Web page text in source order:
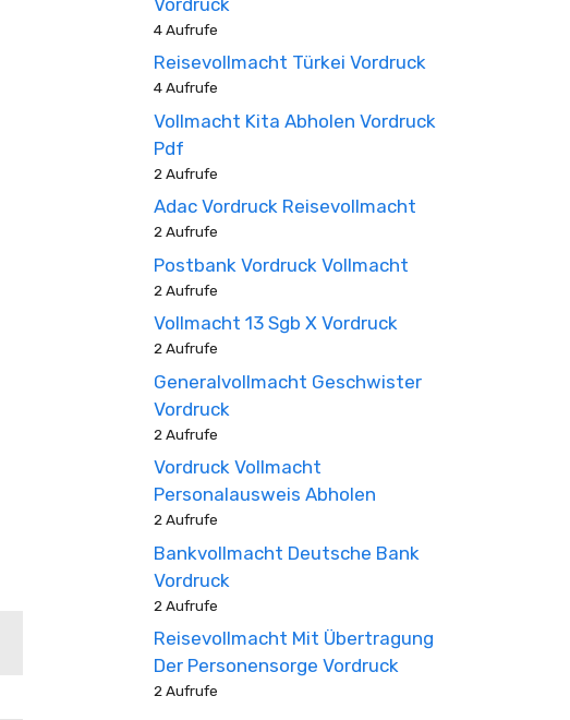
4 Aufrufe
Reisevollmacht Türkei Vordruck
4 Aufrufe
Vollmacht Kita Abholen Vordruck
Pdf
2 Aufrufe
Adac Vordruck Reisevollmacht
2 Aufrufe
Postbank Vordruck Vollmacht
2 Aufrufe
Vollmacht 13 Sgb X Vordruck
2 Aufrufe
Generalvollmacht Geschwister
Vordruck
2 Aufrufe
Vordruck Vollmacht
Personalausweis Abholen
2 Aufrufe
Bankvollmacht Deutsche Bank
Vordruck
2 Aufrufe
Reisevollmacht Mit Übertragung
Der Personensorge Vordruck
2 Aufrufe